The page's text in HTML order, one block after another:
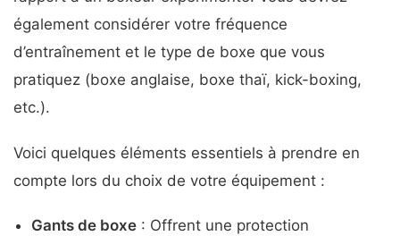
également considérer votre fréquence
d’entraînement et le type de boxe que vous
pratiquez (boxe anglaise, boxe thaï, kick-boxing,
etc.).
Voici quelques éléments essentiels à prendre en
compte lors du choix de votre équipement :
Gants de boxe : Offrent une protection